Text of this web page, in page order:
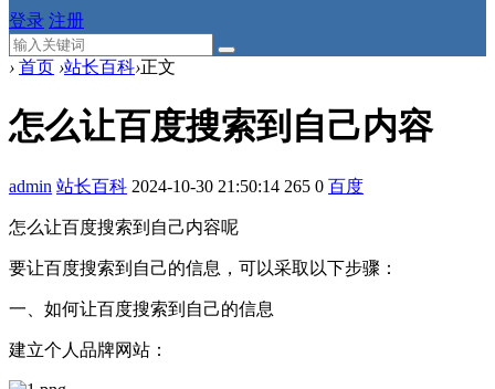
登录 注册
› 首页 ›站长百科›正文
怎么让百度搜索到自己内容
admin 站长百科 2024-10-30 21:50:14 265 0 百度
怎么让百度搜索到自己内容呢
要让百度搜索到自己的信息，可以采取以下步骤：
一、如何让百度搜索到自己的信息
建立个人品牌网站：